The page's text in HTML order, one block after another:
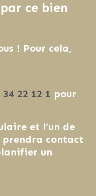
ce bien
! Pour cela,
34 22 12 1 pour
et l’un de
prendra contact
un